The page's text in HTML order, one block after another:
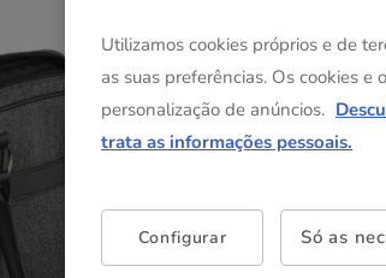
Tamanho:
44 x
-25%
49.99€
Não perca
Utilizamos cookies próprios e de
as suas preferências. Os cookies
personalização de anúncios.
trata as informações pessoais.
Configurar Só as